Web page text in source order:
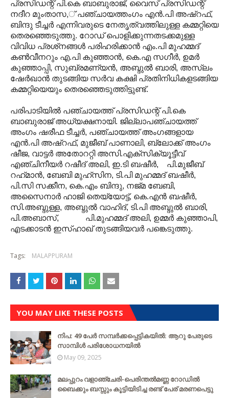
പ്രസിഡന്റ് പി.കെ ബാബുരാജ്, വൈസ് പ്രസിഡന്റ്
നദീറ മുംതാസ,് പഞ്ചായത്തംഗം എന്‍.പി അഷ്‌റഫ്,
ബിന്ദു ടീച്ചര്‍ എന്നിവരുടെ നേതൃത്വത്തിലുള്ള കമ്മറ്റിയെ
തെരഞ്ഞെടുത്തു. റോഡ് പൊളിക്കുന്നതടക്കമുള്ള
വിവിധ പ്രശ്‌നങ്ങള്‍ പരിഹരിക്കാന്‍ എം.പി മുഹമ്മദ്
കണ്‍വീനറും എ.പി കുഞ്ഞാന്‍, കെ.എ സഗീര്‍, ഉമര്‍
കുഞ്ഞാപ്പി, സുബ്രമണ്യന്‍, അബ്ദുല്‍ ബാരി, അസ്ലം
ഷേര്‍ഖാന്‍ തുടങ്ങിയ സര്‍വ കക്ഷി പ്രതിനിധികളടങ്ങിയ
കമ്മറ്റിയെയും തെരഞ്ഞെടുത്തിട്ടുണ്ട്.
പരിപാടിയില്‍ പഞ്ചായത്ത് പ്രസിഡന്റ് പി.കെ
ബാബുരാജ് അധ്യക്ഷനായി. ജില്ലാപഞ്ചായത്ത്
അംഗം ഷരീഫ ടീച്ചര്‍, പഞ്ചായത്ത് അംഗങ്ങളായ
എന്‍.പി അഷ്‌റഫ്, മുജീബ് പാണാലി, ബ്ലോക്ക് അംഗം
ഷീജ, വാട്ടര്‍ അതോററ്റി അസി.എക്‌സിക്യൂട്ടീവ്
എഞ്ചിനീയര്‍ റഷീദ് അലി, ഇ.ടി ബഷീര്‍, പി.മുജീബ്
റഹ്‌മാന്‍, ബേബി മുഹ്‌സിന, ടി.പി മുഹമ്മദ് ബഷീര്‍,
പി.സി സക്കീന, കെ.എം ബിന്ദു, നജ്മ ബേബി,
അസൈനാര്‍ ഹാജി തെയ്യോട്ട്, കെ.എന്‍ ബഷീര്‍,
സി.അബ്ദുള്ള, അബ്ദുല്‍ വാഹിദ്, ടി.പി അബ്ദുല്‍ ബാരി,
പി.അബാസ്, പി.മുഹമ്മദ് അലി, ഉമ്മര്‍ കുഞ്ഞാപി,
എടക്കാടന്‍ ഇസ്ഹാഖ് തുടങ്ങിയവര്‍ പങ്കെടുത്തു.
Tags: MALAPPURAM
YOU MAY LIKE THESE POSTS
നിപ: 49 പേർ സമ്പർക്കപ്പെട്ടികയിൽ: ആറു പേരുടെ
സാമ്പിൾ പരിശോധനയിൽ
May 09, 2025
മലപ്പുറം വളാഞ്ചേരി-പെരിന്തൽമണ്ണ റോഡിൽ
ബൈക്കും ബസ്സും കൂട്ടിയിടിച്ച രണ്ട് പേര് മരണപെട്ടു